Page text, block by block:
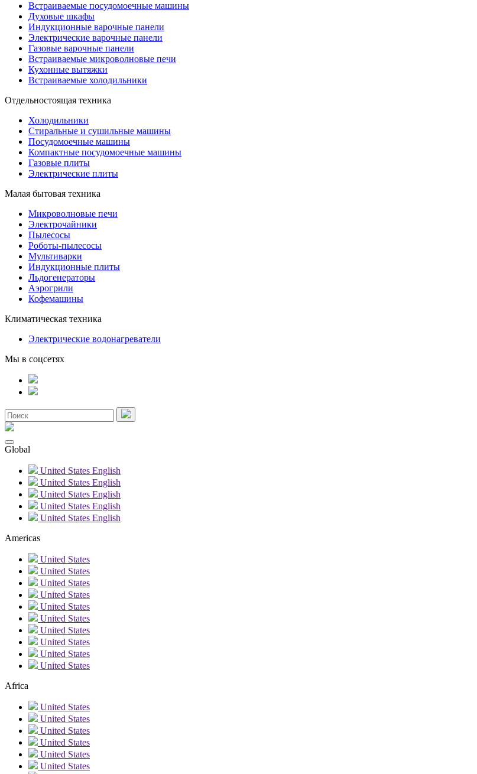
Встраиваемые посудомоечные машины
Духовые шкафы
Индукционные варочные панели
Электрические варочные панели
Газовые варочные панели
Встраиваемые микроволновые печи
Кухонные вытяжки
Встраиваемые холодильники
Отдельностоящая техника
Холодильники
Стиральные и сушильные машины
Посудомоечные машины
Компактные посудомоечные машины
Газовые плиты
Электрические плиты
Малая бытовая техника
Микроволновые печи
Электрочайники
Пылесосы
Роботы-пылесосы
Мультиварки
Индукционные плиты
Льдогенераторы
Аэрогрили
Кофемашины
Климатическая техника
Электрические водонагреватели
Мы в соцсетях
Global
United States English
United States English
United States English
United States English
United States English
Americas
United States
United States
United States
United States
United States
United States
United States
United States
United States
United States
Africa
United States
United States
United States
United States
United States
United States